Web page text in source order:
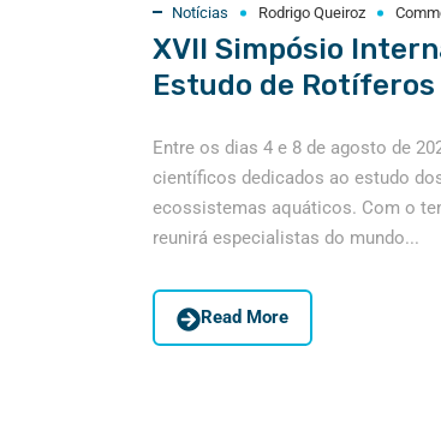
Notícias Rodrigo Queiroz
XVII Simpósio
Estudo de
Entre os dias 4 e 8 de agosto de
científicos dedicados ao estudo
ecossistemas aquáticos. Com o
reunirá especialistas do mundo...
Read More